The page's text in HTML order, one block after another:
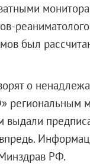
был
о
региональным
выдали
РФ.